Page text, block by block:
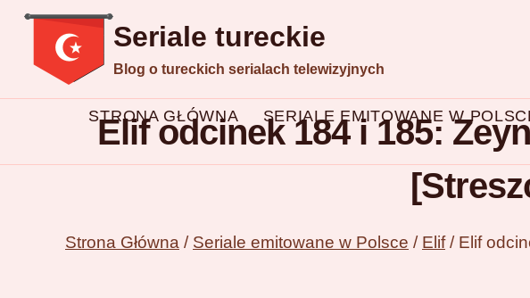
Przejdź
treści
Seriale tureckie
Blog o tureckich serialach telewizyjnych
STRONA GŁÓWNA SERIALE EMITOWANE W
Elif odcinek 184 i 185:
Strona Główna / Seriale emitowane w Polsce / Elif / Elif